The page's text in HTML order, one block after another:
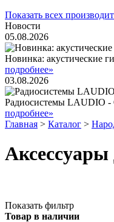
Показать всех
Новости
05.08.2026
Новинка: акустические
подробнее»
03.08.2026
Радиосистемы LAUDIO -
подробнее»
Главная > Каталог >
Показать фильтр
Товар в наличии